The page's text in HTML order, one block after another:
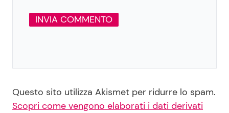
Questo sito utilizza Akismet per ridurre lo spam.
Scopri come vengono elaborati i dati derivati